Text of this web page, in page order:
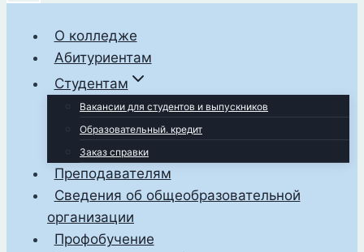
О колледже
Абитуриентам
Студентам
Вакансии для студентов и выпускников
Образовательный. кредит
Заказ справки
Преподавателям
Сведения об общеобразовательной
организации
Профобучение